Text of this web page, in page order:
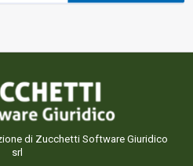
di Zucchetti Software Giuridico
srl